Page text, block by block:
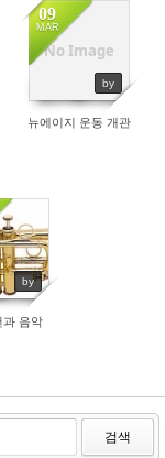
No Image
09
MAR
by
뉴에이지 운동 개관
by
과 음악
검색